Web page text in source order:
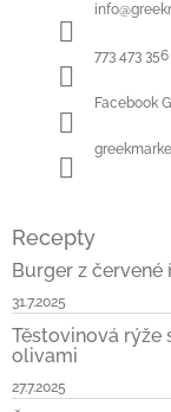
info@
773 473 356
Facebook
Recepty
Burger z červené
31.7.2025
Těstovinová rýže
olivami
27.7.2025